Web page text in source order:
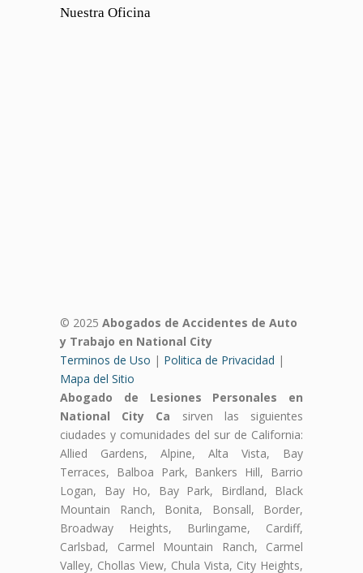
Nuestra Oficina
© 2025 Abogados de Accidentes de Auto
y Trabajo en National City
Terminos de Uso | Politica de Privacidad |
Mapa del Sitio
Abogado de Lesiones Personales en
National City Ca sirven las siguientes
ciudades y comunidades del sur de California:
Allied Gardens, Alpine, Alta Vista, Bay
Terraces, Balboa Park, Bankers Hill, Barrio
Logan, Bay Ho, Bay Park, Birdland, Black
Mountain Ranch, Bonita, Bonsall, Border,
Broadway Heights, Burlingame, Cardiff,
Carlsbad, Carmel Mountain Ranch, Carmel
Valley, Chollas View, Chula Vista, City Heights,